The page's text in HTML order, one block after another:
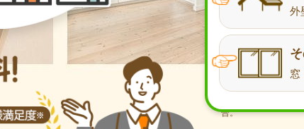
外
窓
※ 自社調べ。リフォ
たユーザーへのア
月）。アンケート項
合。